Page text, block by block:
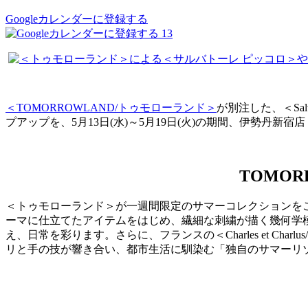
Googleカレンダーに登録する
13
＜TOMORROWLAND/トゥモローランド＞ が別注した、＜
プアップを、5月13日(水)～5月19日(火)の期間、伊勢丹新宿
＜トゥモローランド＞が一週間限定のサマーコレクション
ーマに仕立てたアイテムをはじめ、繊細な刺繍が描く幾何
え、日常を彩ります。さらに、フランスの＜Charles et
リと手の技が響き合い、都市生活に馴染む「独自のサマー